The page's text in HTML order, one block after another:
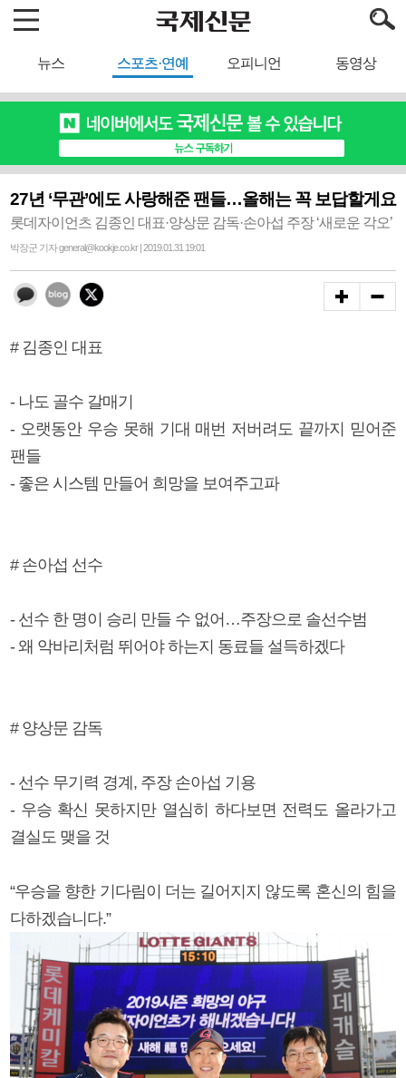
뉴스 스포츠·연예 오피니언 동영상
27년 ‘무관’에도 사랑해준 팬들…올해는 꼭 보답할게요
롯데자이언츠 김종인 대표·양상문 감독·손아섭 주장 ‘새로운 각오’
박장군 기자 general@kookje.co.kr | 2019.01.31 19:01
# 김종인 대표
- 나도 골수 갈매기
- 오랫동안 우승 못해 기대 매번 저버려도 끝까지 믿어준
팬들
- 좋은 시스템 만들어 희망을 보여주고파
# 손아섭 선수
- 선수 한 명이 승리 만들 수 없어…주장으로 솔선수범
- 왜 악바리처럼 뛰어야 하는지 동료들 설득하겠다
# 양상문 감독
- 선수 무기력 경계, 주장 손아섭 기용
- 우승 확신 못하지만 열심히 하다보면 전력도 올라가고
결실도 맺을 것
“우승을 향한 기다림이 더는 길어지지 않도록 혼신의 힘을
다하겠습니다.”